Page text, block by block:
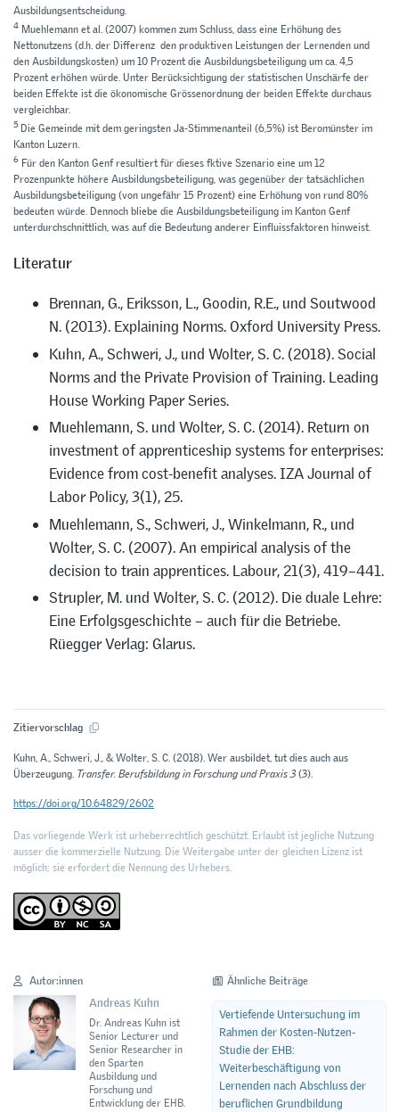
Ausbildungsentscheidung.
4 Muehlemann et al. (2007) kommen zum Schluss, dass eine Erhöhung des
Nettonutzens (d.h. der Differenz den produktiven Leistungen der Lernenden und
den Ausbildungskosten) um 10 Prozent die Ausbildungsbeteiligung um ca. 4,5
Prozent erhöhen würde. Unter Berücksichtigung der statistischen Unschärfe der
beiden Effekte ist die ökonomische Grössenordnung der beiden Effekte durchaus
vergleichbar.
5 Die Gemeinde mit dem geringsten Ja-Stimmenanteil (6,5%) ist Beromünster im
Kanton Luzern.
6 Für den Kanton Genf resultiert für dieses fktive Szenario eine um 12
Prozenpunkte höhere Ausbildungsbeteiligung, was gegenüber der tatsächlichen
Ausbildungsbeteiligung (von ungefähr 15 Prozent) eine Erhöhung von rund 80%
bedeuten würde. Dennoch bliebe die Ausbildungsbeteiligung im Kanton Genf
unterdurchschnittlich, was auf die Bedeutung anderer Einfluissfaktoren hinweist.
Literatur
Brennan, G., Eriksson, L., Goodin, R.E., und Soutwood
N. (2013). Explaining Norms. Oxford University Press.
Kuhn, A., Schweri, J., und Wolter, S. C. (2018). Social
Norms and the Private Provision of Training. Leading
House Working Paper Series.
Muehlemann, S. und Wolter, S. C. (2014). Return on
investment of apprenticeship systems for enterprises:
Evidence from cost-benefit analyses. IZA Journal of
Labor Policy, 3(1), 25.
Muehlemann, S., Schweri, J., Winkelmann, R., und
Wolter, S. C. (2007). An empirical analysis of the
decision to train apprentices. Labour, 21(3), 419–441.
Strupler, M. und Wolter, S. C. (2012). Die duale Lehre:
Eine Erfolgsgeschichte – auch für die Betriebe.
Rüegger Verlag: Glarus.
Zitiervorschlag
Kuhn, A., Schweri, J., & Wolter, S. C. (2018). Wer ausbildet, tut dies auch aus
Überzeugung. Transfer. Berufsbildung in Forschung und Praxis 3(3).
https://doi.org/10.64829/2602
Das vorliegende Werk ist urheberrechtlich geschützt. Erlaubt ist jegliche Nutzung
ausser die kommerzielle Nutzung. Die Weitergabe unter der gleichen Lizenz ist
möglich; sie erfordert die Nennung des Urhebers.
Autor:innen
Andreas Kuhn
Dr. Andreas Kuhn ist
Senior Lecturer und
Senior Researcher in
den Sparten
Ausbildung und
Forschung und
Entwicklung der EHB.
Ähnliche Beiträge
Vertiefende Untersuchung im
Rahmen der Kosten-Nutzen-
Studie der EHB:
Weiterbeschäftigung von
Lernenden nach Abschluss der
beruflichen Grundbildung